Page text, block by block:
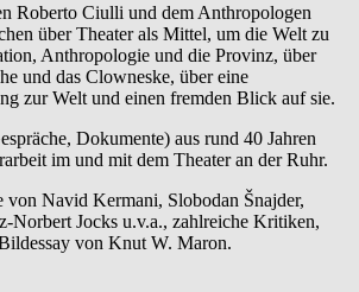
Roberto Ciulli und dem Anthropologen
über Theater als Mittel, um die Welt zu
Anthropologie und die Provinz, über
und das Clowneske, über eine
zur Welt und einen fremden Blick auf sie.
Dokumente) aus rund 40 Jahren
im und mit dem Theater an der Ruhr.
von Navid Kermani, Slobodan Šnajder,
Norbert Jocks u.v.a., zahlreiche Kritiken,
von Knut W. Maron.